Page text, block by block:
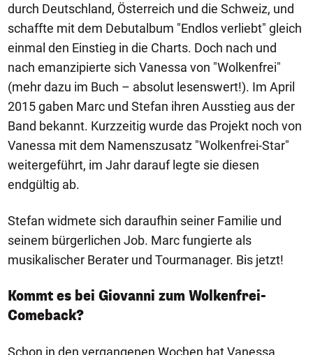
durch Deutschland, Österreich und die Schweiz, und
schaffte mit dem Debutalbum "Endlos verliebt" gleich
einmal den Einstieg in die Charts. Doch nach und
nach emanzipierte sich Vanessa von "Wolkenfrei"
(mehr dazu im Buch – absolut lesenswert!). Im April
2015 gaben Marc und Stefan ihren Ausstieg aus der
Band bekannt. Kurzzeitig wurde das Projekt noch von
Vanessa mit dem Namenszusatz "Wolkenfrei-Star"
weitergeführt, im Jahr darauf legte sie diesen
endgültig ab.
Stefan widmete sich daraufhin seiner Familie und
seinem bürgerlichen Job. Marc fungierte als
musikalischer Berater und Tourmanager. Bis jetzt!
Kommt es bei Giovanni zum Wolkenfrei-
Comeback?
Schon in den vergangenen Wochen hat Vanessa